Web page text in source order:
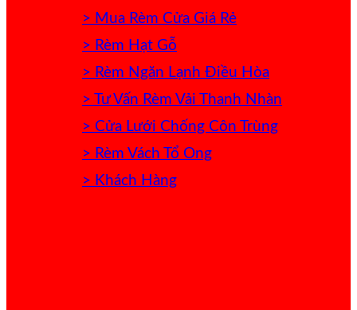
> Mua Rèm Cửa Giá Rẻ
> Rèm Hạt Gỗ
> Rèm Ngăn Lạnh Điều Hòa
> Tư Vấn Rèm Vải Thanh Nhàn
> Cửa Lưới Chống Côn Trùng
> Rèm Vách Tổ Ong
> Khách Hàng